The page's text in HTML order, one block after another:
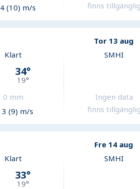
4 (10) m/s
finns tillgänglig
Tor 13 aug
Klart
34°
19°
0 mm
3 (9) m/s
SMHI
Ingen data
finns tillgänglig
Fre 14 aug
Klart
33°
19°
SMHI